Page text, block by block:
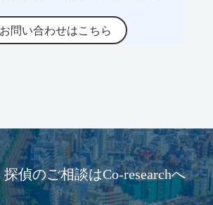
お問い合わせはこちら
偵のご相談はCo-researchへ